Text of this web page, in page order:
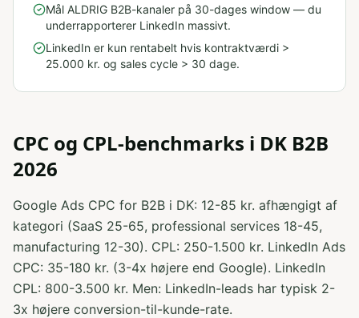
Mål ALDRIG B2B-kanaler på 30-dages window — du
underrapporterer LinkedIn massivt.
LinkedIn er kun rentabelt hvis kontraktværdi >
25.000 kr. og sales cycle > 30 dage.
CPC og CPL-benchmarks i DK B2B
2026
Google Ads CPC for B2B i DK: 12-85 kr. afhængigt af
kategori (SaaS 25-65, professional services 18-45,
manufacturing 12-30). CPL: 250-1.500 kr. LinkedIn Ads
CPC: 35-180 kr. (3-4x højere end Google). LinkedIn
CPL: 800-3.500 kr. Men: LinkedIn-leads har typisk 2-
3x højere conversion-til-kunde-rate.